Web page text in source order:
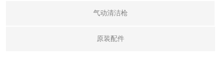
气动清洁枪
原装配件